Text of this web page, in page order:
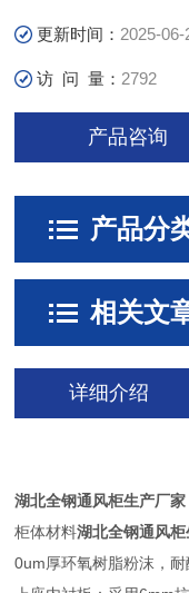
更新时间： 2025-06-
访 问 量： 2792
产品咨询
产品分
相关文
详细介绍
湖北全钢通风柜生产厂家
柜体材料湖北全钢通风
0um厚环氧树脂粉沫，耐